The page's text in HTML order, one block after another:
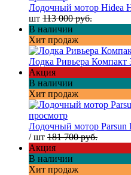
Лодочный мотор Hidea
шт 113 000 руб.
В наличии
Хит продаж
Лодка Ривьера
Акция
В наличии
Хит продаж
просмотр
Лодочный мотор Parsun
/ шт 181 700 руб.
Акция
В наличии
Хит продаж